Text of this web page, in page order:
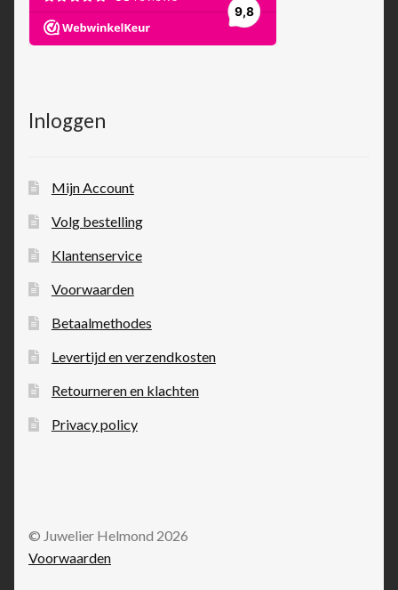
Inloggen
Mijn Account
Volg bestelling
Klantenservice
Voorwaarden
Betaalmethodes
Levertijd en verzendkosten
Retourneren en klachten
Privacy policy
© Juwelier Helmond 2026
Voorwaarden